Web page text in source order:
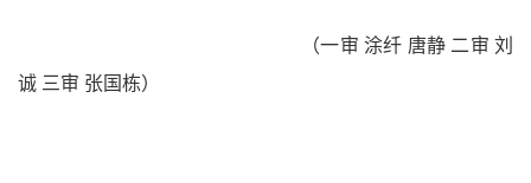
（一审 涂纤 唐静 二审 刘
诚 三审 张国栋）